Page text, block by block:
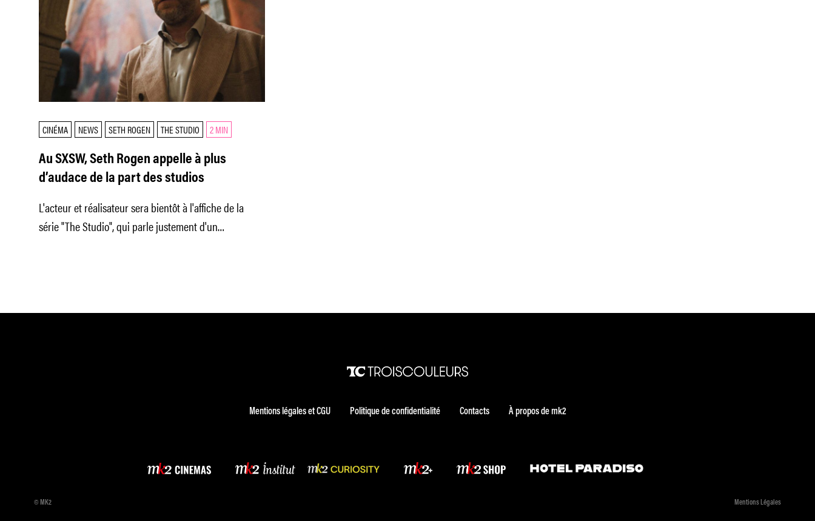
CINÉMA NEWS SETH ROGEN THE STUDIO 2 MIN
Au SXSW, Seth Rogen appelle à plus
d’audace de la part des studios
L'acteur et réalisateur sera bientôt à l'affiche de la
série "The Studio", qui parle justement d'un
Mentions légales et CGU Politique de confidentialité Contacts À propos de mk2
© MK2 Mentions Légales